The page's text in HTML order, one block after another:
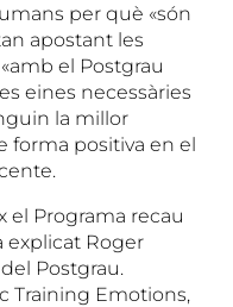
per què «són
apostant les
el Postgrau
eines necessàries
la millor
forma positiva en el
el Programa recau
explicat Roger
Postgrau.
Training Emotions,